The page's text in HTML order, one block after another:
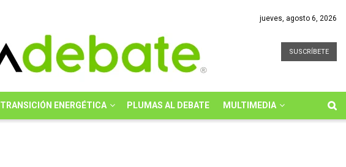
jueves, agosto 6, 2026
SUSCRÍBETE
TRANSICIÓN ENERGÉTICA PLUMAS AL DEBATE MULTIMEDIA